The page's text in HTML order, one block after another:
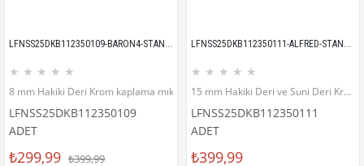
LFNSS25DKB112350109-BARON4-STANDART
★ ★ ★ ★ ★
8 mm Hakiki Deri Krom kaplama mıknatıs kapama bileklik
LFNSS25DKB112350109
ADET
₺299,99 ₺399,99
LFNSS25DKB112350111-ALFRED-STANDART
★ ★ ★ ★ ★
15 mm Hakiki Deri ve Suni Deri Krom kaplama mıknatıs kapama bileklik
LFNSS25DKB112350111
ADET
₺399,99